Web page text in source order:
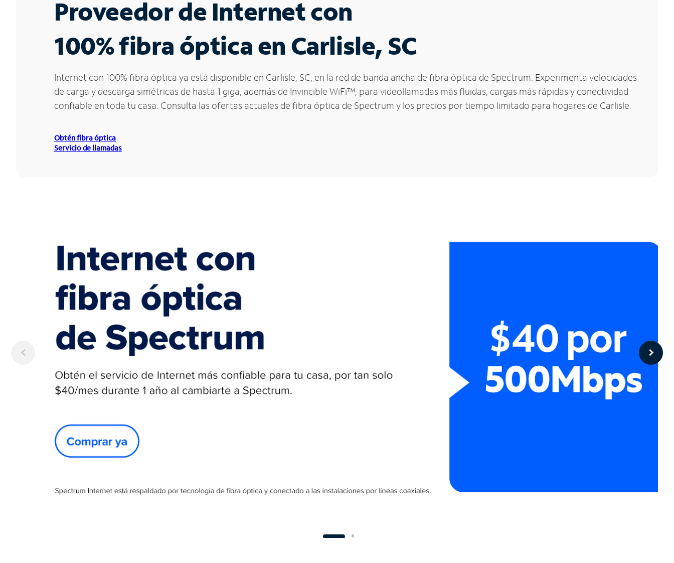
Proveedor de Internet con
100% fibra óptica en Carlisle, SC
Internet con 100% fibra óptica ya está disponible en Carlisle, SC, en la red de banda ancha de fibra óptica de Spectrum. Experimenta velocidades
de carga y descarga simétricas de hasta 1 giga, además de Invincible WiFi™, para videollamadas más fluidas, cargas más rápidas y conectividad
confiable en toda tu casa. Consulta las ofertas actuales de fibra óptica de Spectrum y los precios por tiempo limitado para hogares de Carlisle.
Obtén fibra óptica
Servicio de llamadas